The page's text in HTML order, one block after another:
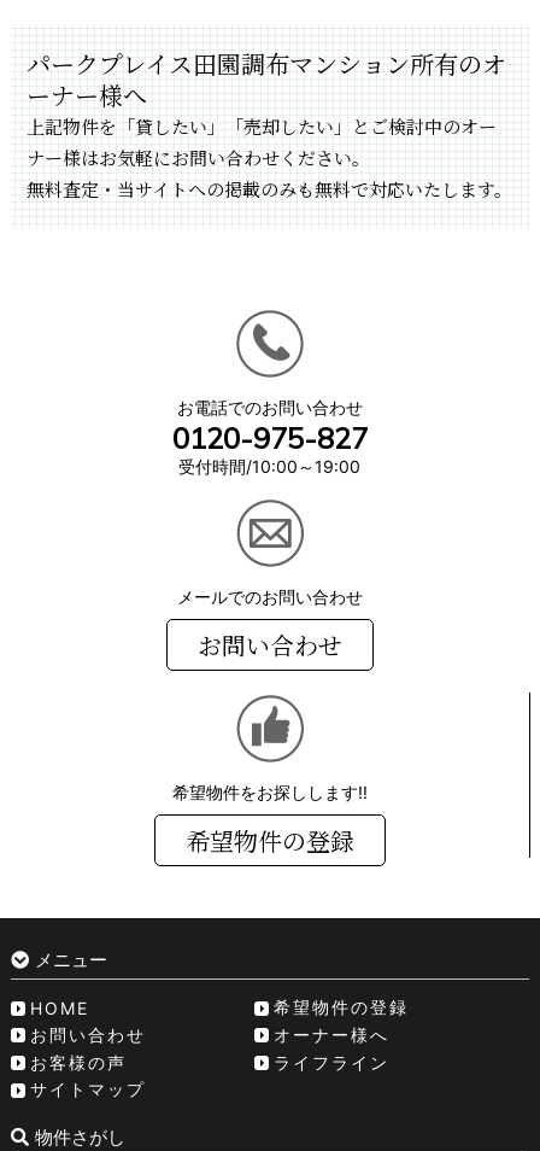
パークプレイス田園調布マンション所有のオ
ーナー様へ
上記物件を「貸したい」「売却したい」とご検討中のオー
ナー様はお気軽にお問い合わせください。
無料査定・当サイトへの掲載のみも無料で対応いたします。
お電話でのお問い合わせ
0120-975-827
受付時間/10:00～19:00
メールでのお問い合わせ
お問い合わせ
希望物件をお探しします!!
希望物件の登録
メニュー
HOME
希望物件の登録
お問い合わせ
オーナー様へ
お客様の声
ライフライン
サイトマップ
物件さがし